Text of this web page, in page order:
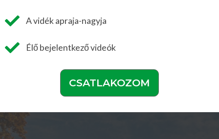
A vidék apraja-nagyja
Élő bejelentkező videók
CSATLAKOZOM